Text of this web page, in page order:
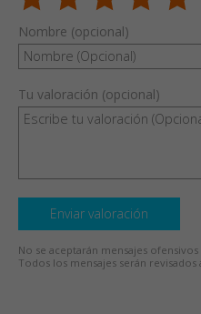
Nombre (opcional)
Tu valoración (opcional)
Enviar valoración
No se aceptarán mensajes
Todos los mensajes serán